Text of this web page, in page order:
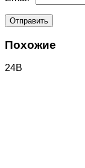
Похожие
24В